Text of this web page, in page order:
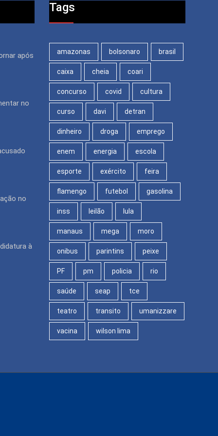
após
no
no
à
Tags
amazonas bolsonaro brasil
caixa cheia coari
concurso covid cultura
curso davi detran
dinheiro droga emprego
enem energia escola
esporte exército feira
flamengo futebol gasolina
inss leilão lula
manaus mega moro
onibus parintins peixe
PF pm policia rio
saúde seap tce
teatro transito umanizzare
vacina wilson lima